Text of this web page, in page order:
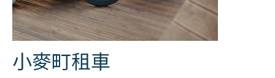
小麥町租車